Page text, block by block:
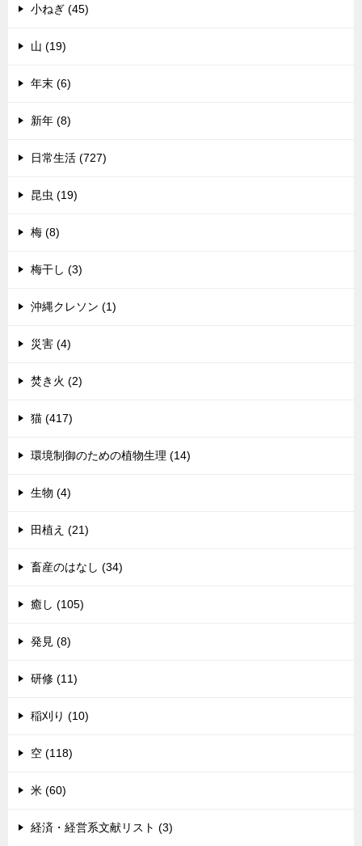
小ねぎ (45)
山 (19)
年末 (6)
新年 (8)
日常生活 (727)
昆虫 (19)
梅 (8)
梅干し (3)
沖縄クレソン (1)
災害 (4)
焚き火 (2)
猫 (417)
環境制御のための植物生理 (14)
生物 (4)
田植え (21)
畜産のはなし (34)
癒し (105)
発見 (8)
研修 (11)
稲刈り (10)
空 (118)
米 (60)
経済・経営系文献リスト (3)